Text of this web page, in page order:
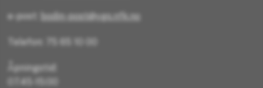
e-post: bodin-post@vgs.nfk.no
Telefon: 75 65 10 00
Åpningstid:
07.45-15:00